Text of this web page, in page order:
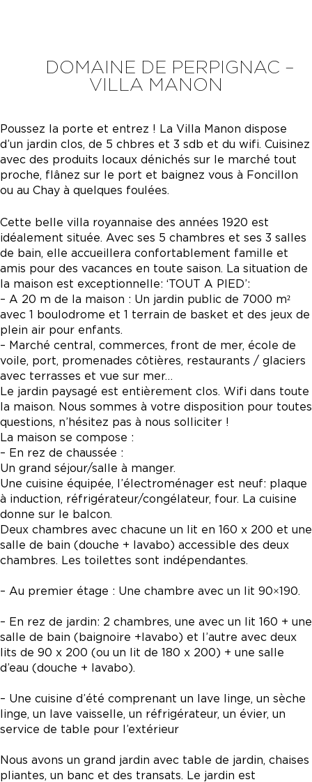
DOMAINE DE PERPIGNAC –
VILLA MANON
Poussez la porte et entrez ! La Villa Manon dispose
d’un jardin clos, de 5 chbres et 3 sdb et du wifi. Cuisinez
avec des produits locaux dénichés sur le marché tout
proche, flânez sur le port et baignez vous à Foncillon
ou au Chay à quelques foulées.
Cette belle villa royannaise des années 1920 est
idéalement située. Avec ses 5 chambres et ses 3 salles
de bain, elle accueillera confortablement famille et
amis pour des vacances en toute saison. La situation de
la maison est exceptionnelle: ‘TOUT A PIED’:
– A 20 m de la maison : Un jardin public de 7000 m²
avec 1 boulodrome et 1 terrain de basket et des jeux de
plein air pour enfants.
– Marché central, commerces, front de mer, école de
voile, port, promenades côtières, restaurants / glaciers
avec terrasses et vue sur mer…
Le jardin paysagé est entièrement clos. Wifi dans toute
la maison. Nous sommes à votre disposition pour toutes
questions, n’hésitez pas à nous solliciter !
La maison se compose :
– En rez de chaussée :
Un grand séjour/salle à manger.
Une cuisine équipée, l’électroménager est neuf: plaque
à induction, réfrigérateur/congélateur, four. La cuisine
donne sur le balcon.
Deux chambres avec chacune un lit en 160 x 200 et une
salle de bain (douche + lavabo) accessible des deux
chambres. Les toilettes sont indépendantes.
– Au premier étage : Une chambre avec un lit 90×190.
– En rez de jardin: 2 chambres, une avec un lit 160 + une
salle de bain (baignoire +lavabo) et l’autre avec deux
lits de 90 x 200 (ou un lit de 180 x 200) + une salle
d’eau (douche + lavabo).
– Une cuisine d’été comprenant un lave linge, un sèche
linge, un lave vaisselle, un réfrigérateur, un évier, un
service de table pour l’extérieur
Nous avons un grand jardin avec table de jardin, chaises
pliantes, un banc et des transats. Le jardin est